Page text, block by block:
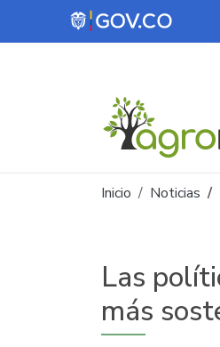
Pasar al contenido principal
Ruta de
Inicio Noticias
Las
más